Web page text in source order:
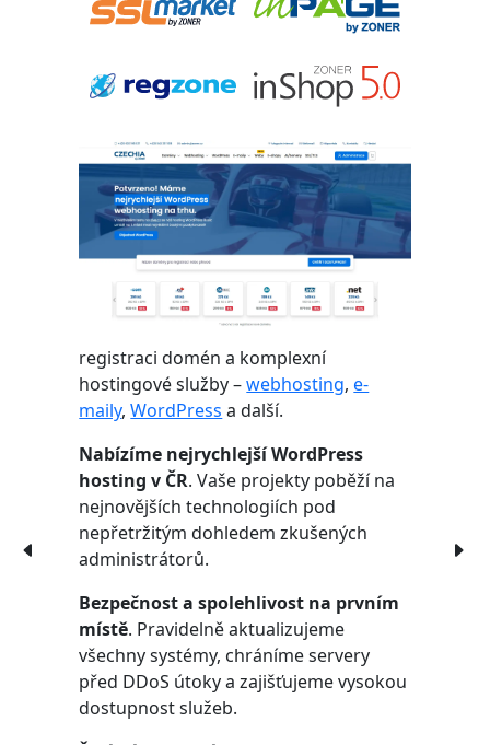
registraci domén a komplexní
hostingové služby –webhosting,e-
maily,WordPress a další.
Nabízíme nejrychlejší WordPress
hosting v ČR. Vaše projekty poběží na
nejnovějších technologiích pod
nepřetržitým dohledem zkušených
administrátorů.
Bezpečnost a spolehlivost na prvním
místě. Pravidelně aktualizujeme
všechny systémy, chráníme servery
před DDoS útoky a zajišťujeme vysokou
dostupnost služeb.